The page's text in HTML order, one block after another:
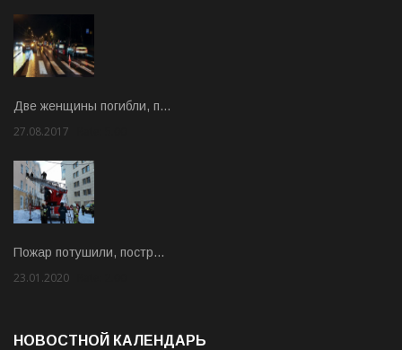
Две женщины погибли, п…
27.08.2017
Пожар потушили, постр…
23.01.2020
НОВОСТНОЙ КАЛЕНДАРЬ